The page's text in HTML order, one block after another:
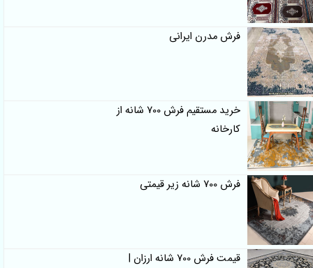
فرش مدرن ایرانی
خرید مستقیم فرش 700 شانه از
کارخانه
فرش 700 شانه زیر قیمتی
قیمت فرش 700 شانه ارزان |